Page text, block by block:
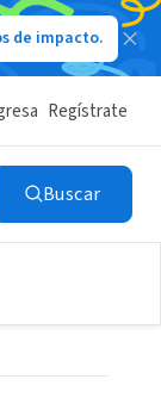
de impacto.
Regístrate
Buscar